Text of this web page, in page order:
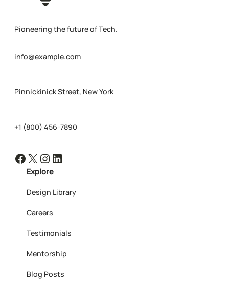
Pioneering the future of Tech.
info@example.com
Pinnickinick Street, New York
+1 (800) 456-7890
Facebook X Instagram LinkedIn
Explore
Design Library
Careers
Testimonials
Mentorship
Blog Posts